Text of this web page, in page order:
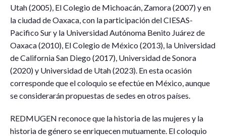
Utah (2005), El Colegio de Michoacán, Zamora (2007) y en
la ciudad de Oaxaca, con la participación del CIESAS-
Pacifico Sur y la Universidad Autónoma Benito Juárez de
Oaxaca (2010), El Colegio de México (2013), la Universidad
de California San Diego (2017), Universidad de Sonora
(2020) y Universidad de Utah (2023). En esta ocasión
corresponde que el coloquio se efectúe en México, aunque
se considerarán propuestas de sedes en otros países.
REDMUGEN reconoce que la historia de las mujeres y la
historia de género se enriquecen mutuamente. El coloquio